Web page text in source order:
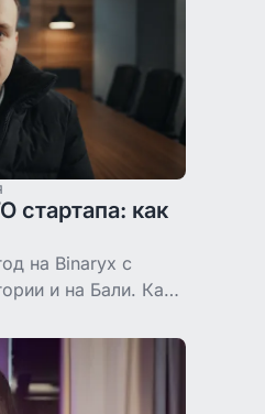
стартапа: как
на Binaryx с
и на Бали. Как